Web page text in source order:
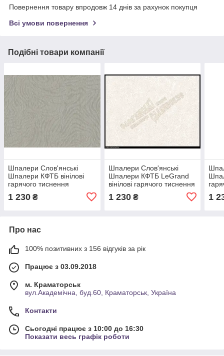
Повернення товару впродовж 14 днів за рахунок покупця
Всі умови повернення
Подібні товари компанії
Шпалери Слов'янські
Шпалери КФТБ вінілові
гарячого тиснення
9В118 Габринус 2 8615-07
1 230 ₴
Шпалери Слов'янські
Шпалери КФТБ LeGrand
вінілові гарячого тиснення
9В118 Персія 2 8565-06
1 230₴ 1
Про нас
100% позитивних з 156 відгуків за рік
Працює з 03.09.2018
м. Краматорськ
вул.Академічна, буд.60, Краматорськ, Україна
Контакти
Сьогодні працює з 10:00 до 16:30
Показати весь графік роботи